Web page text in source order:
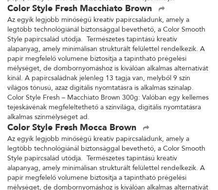
Color Style Fresh Macchiato Brown
Az egyik legjobb minőségű kreatív papírcsaládunk, amely a
legtöbb technológiánál biztonsággal bevethető, a Color Smooth
Style papírcsalád utódja. Természetes tapintású kreatív
alapanyag, amely minimálisan strukturált felülettel rendelkezik. A
papír megfelelő volumene biztosítja a tapintható prégelési
mélységet, de dombornyomáshoz is kiválóan alkalmas alternatívát
kínál. A papírcsaládnak jelenleg 13 tagja van, melyből 9 szín
világos tónusú, azaz digitális nyomtatásra is alkalmas színalap.
Color Style Fresh – Macchiato Brown 300g: Valóban egy kellemes
tejeskávénak megfeleltethető a színvilága, digitális nyomtatásra
alkalmas színmélységet ad.
Color Style Fresh Mocca Brown
Az egyik legjobb minőségű kreatív papírcsaládunk, amely a
legtöbb technológiánál biztonsággal bevethető, a Color Smooth
Style papírcsalád utódja. Természetes tapintású kreatív
alapanyag, amely minimálisan strukturált felülettel rendelkezik. A
papír megfelelő volumene biztosítja a tapintható prégelési
mélységet, de dombornyomáshoz is kiválóan alkalmas alternatívát